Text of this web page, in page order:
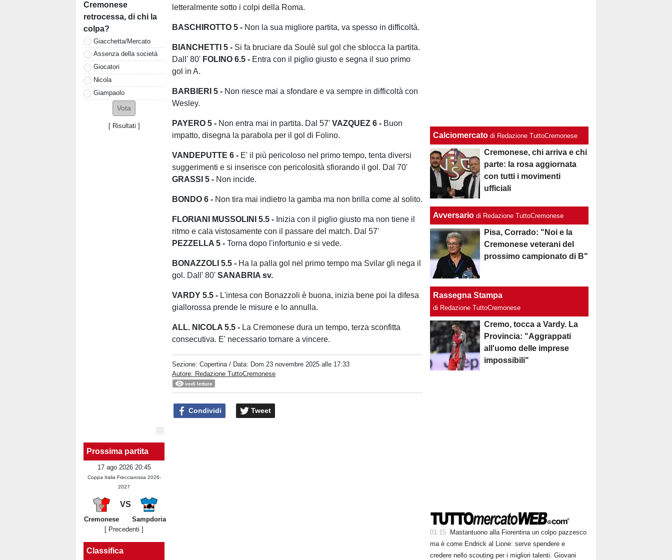
Cremonese
retrocessa, di chi la
colpa?
Giacchetta/Mercato
Assenza della società
Giocatori
Nicola
Giampaolo
[ Risultati ]
Prossima partita
17 ago 2026 20:45
Coppa Italia Frecciarossa 2026-
2027
VS
Cremonese
Sampdoria
[ Precedenti ]
Classifica
letteralmente sotto i colpi della Roma.
BASCHIROTTO 5 - Non la sua migliore partita, va spesso in difficoltà.
BIANCHETTI 5 - Si fa bruciare da Soulè sul gol che sblocca la partita.
Dall' 80' FOLINO 6.5 - Entra con il piglio giusto e segna il suo primo
gol in A.
BARBIERI 5 - Non riesce mai a sfondare e va sempre in difficoltà con
Wesley.
PAYERO 5 - Non entra mai in partita. Dal 57'VAZQUEZ 6 - Buon
impatto, disegna la parabola per il gol di Folino.
VANDEPUTTE 6 - E' il più pericoloso nel primo tempo, tenta diversi
suggerimenti e si inserisce con pericolosità sfiorando il gol. Dal 70'
GRASSI 5 - Non incide.
BONDO 6 - Non tira mai indietro la gamba ma non brilla come al solito.
FLORIANI MUSSOLINI 5.5 - Inizia con il piglio giusto ma non tiene il
ritmo e cala vistosamente con il passare del match. Dal 57'
PEZZELLA 5 - Torna dopo l'infortunio e si vede.
BONAZZOLI 5.5 - Ha la palla gol nel primo tempo ma Svilar gli nega il
gol. Dall' 80'SANABRIA sv.
VARDY 5.5 - L'intesa con Bonazzoli è buona, inizia bene poi la difesa
giallorossa prende le misure e lo annulla.
ALL. NICOLA 5.5 - La Cremonese dura un tempo, terza sconfitta
consecutiva. E' necessario tornare a vincere.
Sezione:Copertina / Data: Dom 23 novembre 2025 alle 17:33
Autore: Redazione TuttoCremonese
vedi letture
Condividi Tweet
Calciomercato di Redazione TuttoCremonese
Cremonese, chi arriva e chi
parte: la rosa aggiornata
con tutti i movimenti
ufficiali
Avversario di Redazione TuttoCremonese
Pisa, Corrado: "Noi e la
Cremonese veterani del
prossimo campionato di B"
Rassegna Stampa
di Redazione TuttoCremonese
Cremo, tocca a Vardy. La
Provincia: "Aggrappati
all'uomo delle imprese
impossibili"
01:15
Mastantuono alla Fiorentina un colpo pazzesco
ma è come Endrick al Lione: serve spendere e
credere nello scouting per i migliori talenti. Giovani